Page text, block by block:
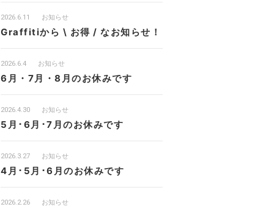
2026.6.11 お知らせ
Graffitiから \ お得 / なお知らせ！
2026.6.4 お知らせ
6月・7月・8月のお休みです
2026.4.30 お知らせ
5月･6月･7月のお休みです
2026.3.27 お知らせ
4月･5月･6月のお休みです
2026.2.26 お知らせ